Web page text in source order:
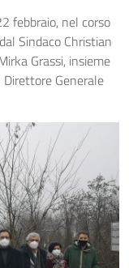
febbraio, nel corso
Sindaco Christian
Grassi, insieme
Direttore Generale